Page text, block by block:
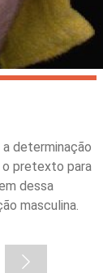
determinação
pretexto para
dessa
masculina.